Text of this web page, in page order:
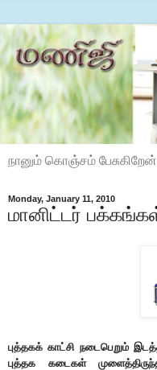
நானும் கொஞ்சம்
Monday, January 11, 2010
மானிட்டர்
புத்தகக் காட்சி நடைபெறும்
புத்தக கடைகள்